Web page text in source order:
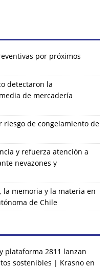
por próximos
detectaron la
de mercadería
riesgo de congelamiento de
y refuerza atención a
nevazones y
la memoria y la materia en
de Chile
plataforma 2811 lanzan
sostenibles | Krasno en